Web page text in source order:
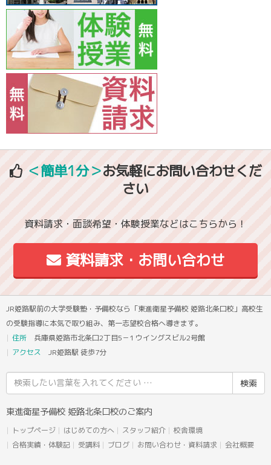
＜簡単1分＞お気軽にお問い合わせくだ
さい
資料請求・面談希望・体験授業などはこちらから！
資料請求・お問い合わせ
JR姫路駅前の大学受験塾・予備校なら「東進衛星予備校 姫路北条口校」高校生
の受験指導に本気で取り組み、第一志望校合格へ導きます。
住所 兵庫県姫路市北条口2丁目5－1 ウイングスビル2号館
アクセス JR姫路駅 徒歩7分
索
結
東進衛星予備校 姫路北条口校のご案内
トップページ はじめての方へ スタッフ紹介
校舎環境
合格実績・体験記
受講料 ブログ お問い合わせ・資料請求 会社概要